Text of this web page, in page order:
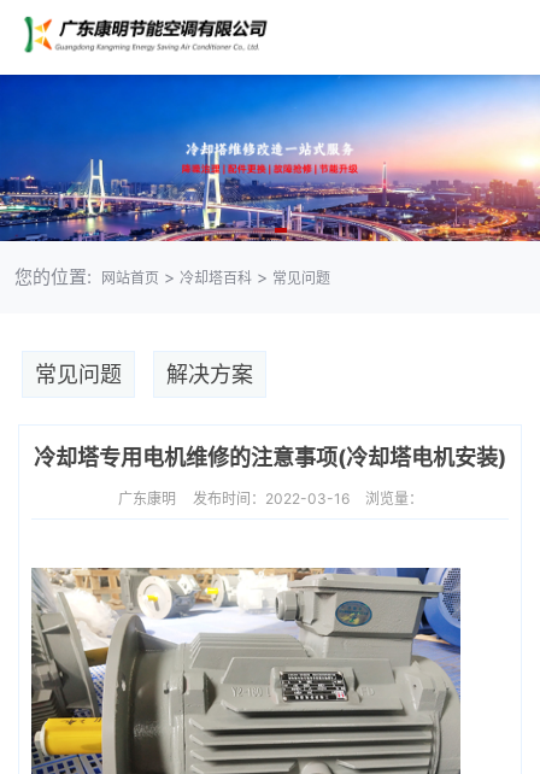
您的位置: 网站首页 > 冷却塔百科> 常见问题
常见问题 解决方案
冷却塔专用电机维修的注意事项(冷却塔电机安装)
广东康明 发布时间：2022-03-16 浏览量：